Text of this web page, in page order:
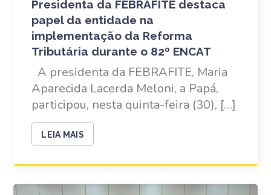
Presidenta da FEBRAFITE destaca
papel da entidade na
implementação da Reforma
Tributária durante o 82º ENCAT
A presidenta da FEBRAFITE, Maria
Aparecida Lacerda Meloni, a Papá,
participou, nesta quinta-feira (30), […]
LEIA MAIS